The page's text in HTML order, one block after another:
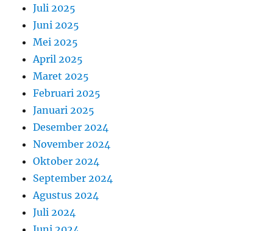
Juli 2025
Juni 2025
Mei 2025
April 2025
Maret 2025
Februari 2025
Januari 2025
Desember 2024
November 2024
Oktober 2024
September 2024
Agustus 2024
Juli 2024